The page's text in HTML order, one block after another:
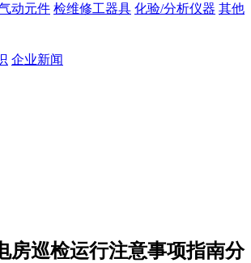
动元件 检维修工器具 化验/分析仪器 其他
企业新闻
房巡检运行注意事项指南分